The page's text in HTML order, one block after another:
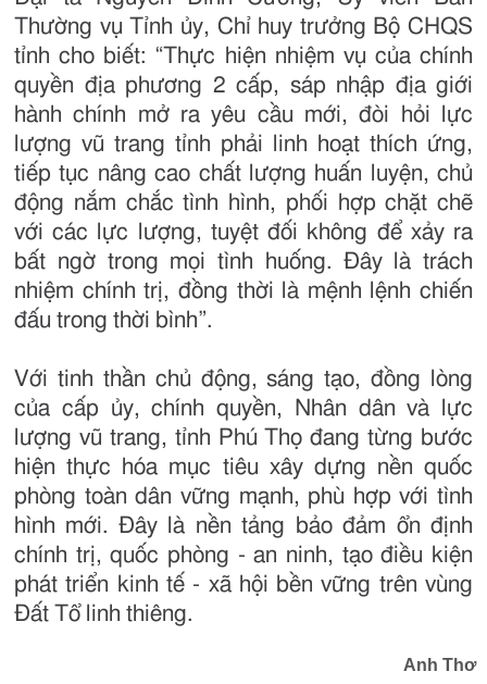
Thường vụ Tỉnh ủy, Chỉ huy trưởng Bộ CHQS
tỉnh cho biết: “Thực hiện nhiệm vụ của chính
quyền địa phương 2 cấp, sáp nhập địa giới
hành chính mở ra yêu cầu mới, đòi hỏi lực
lượng vũ trang tỉnh phải linh hoạt thích ứng,
tiếp tục nâng cao chất lượng huấn luyện, chủ
động nắm chắc tình hình, phối hợp chặt chẽ
với các lực lượng, tuyệt đối không để xảy ra
bất ngờ trong mọi tình huống. Đây là trách
nhiệm chính trị, đồng thời là mệnh lệnh chiến
đấu trong thời bình”.
Với tinh thần chủ động, sáng tạo, đồng lòng
của cấp ủy, chính quyền, Nhân dân và lực
lượng vũ trang, tỉnh Phú Thọ đang từng bước
hiện thực hóa mục tiêu xây dựng nền quốc
phòng toàn dân vững mạnh, phù hợp với tình
hình mới. Đây là nền tảng bảo đảm ổn định
chính trị, quốc phòng - an ninh, tạo điều kiện
phát triển kinh tế - xã hội bền vững trên vùng
Đất Tổ linh thiêng.
Anh Thơ